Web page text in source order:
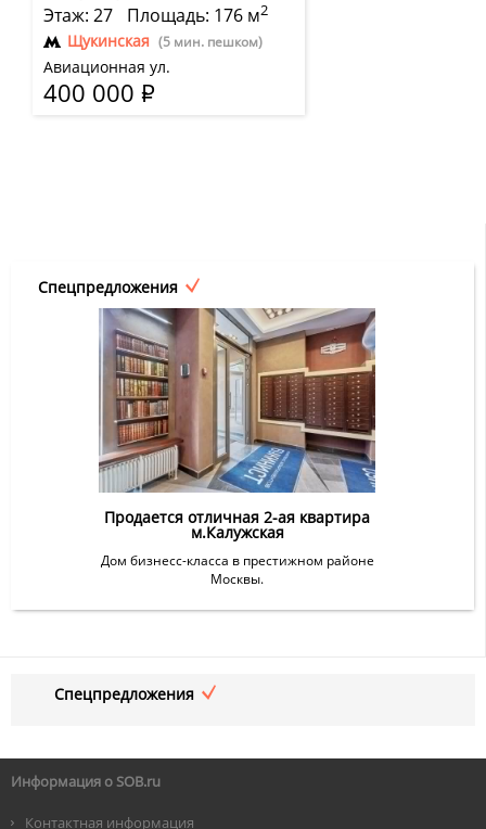
Этаж: 27 Площадь: 176 м2
Щукинская (5 мин. пешком)
Авиационная ул.
400 000 Р
Спецпредложения
Продается отличная 2-ая квартира
м.Калужская
Дом бизнесс-класса в престижном районе
Москвы.
Спецпредложения
Информация о SOB.ru
Контактная информация